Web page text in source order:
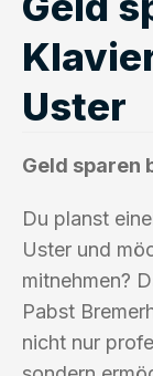
Uster
Geld sparen
Du planst
Uster und
mitnehmen?
Pabst
nicht nur